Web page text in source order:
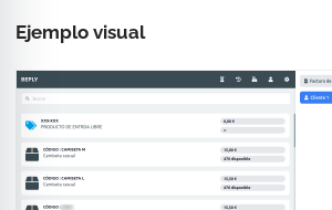
Ejemplo visual